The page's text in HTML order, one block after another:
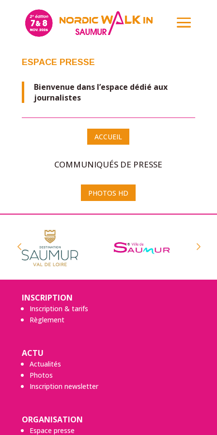
ESPACE PRESSE
Bienvenue dans l’espace dédié aux
journalistes
ACCUEIL
COMMUNIQUÉS DE PRESSE
PHOTOS HD
INSCRIPTION
Inscription & tarifs
Règlement
ACTU
Actualités
Photos
Inscription newsletter
ORGANISATION
Espace presse